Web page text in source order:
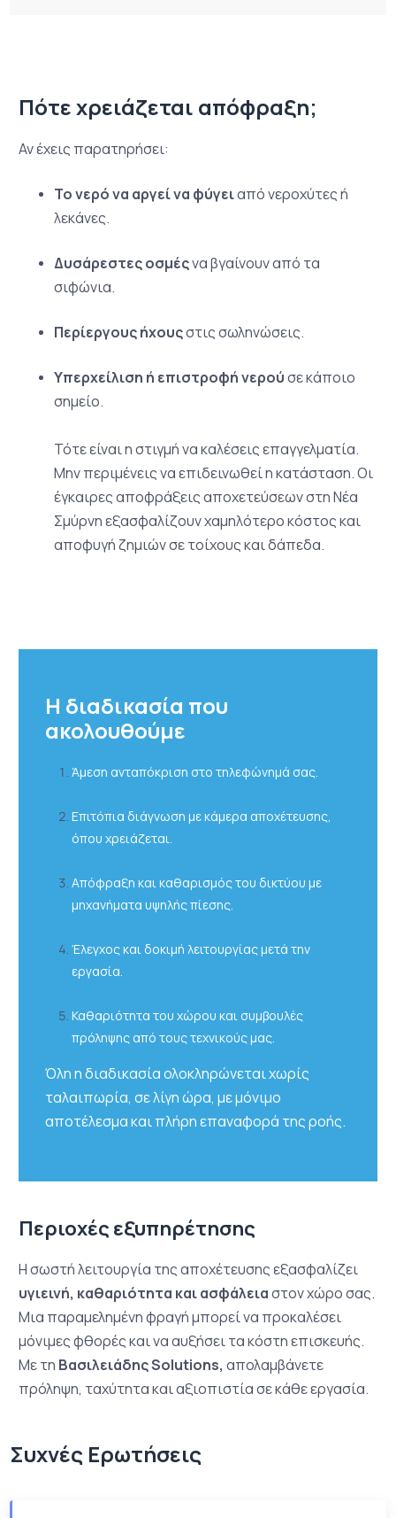
Πότε χρειάζεται απόφραξη;
Αν έχεις παρατηρήσει:
Το νερό να αργεί να φύγειαπό νεροχύτες ή
λεκάνες.
Δυσάρεστες οσμέςνα βγαίνουν από τα
σιφώνια.
Περίεργους ήχουςστις σωληνώσεις.
Υπερχείλιση ή επιστροφή νερούσε κάποιο
σημείο.
Τότε είναι η στιγμή να καλέσεις επαγγελματία.
Μην περιμένεις να επιδεινωθεί η κατάσταση. Οι
έγκαιρες αποφράξεις αποχετεύσεων στη Νέα
Σμύρνη εξασφαλίζουν χαμηλότερο κόστος και
αποφυγή ζημιών σε τοίχους και δάπεδα.
Η διαδικασία που
ακολουθούμε
Άμεση ανταπόκριση στο τηλεφώνημά σας.
Επιτόπια διάγνωση με κάμερα αποχέτευσης,
όπου χρειάζεται.
Απόφραξη και καθαρισμός του δικτύου με
μηχανήματα υψηλής πίεσης.
Έλεγχος και δοκιμή λειτουργίας μετά την
εργασία.
Καθαριότητα του χώρου και συμβουλές
πρόληψης από τους τεχνικούς μας.
Όλη η διαδικασία ολοκληρώνεται χωρίς
ταλαιπωρία, σε λίγη ώρα, με μόνιμο
αποτέλεσμα και πλήρη επαναφορά της ροής.
Περιοχές εξυπηρέτησης
Η σωστή λειτουργία της αποχέτευσης εξασφαλίζει
υγιεινή, καθαριότητα και ασφάλειαστον χώρο σας.
Μια παραμελημένη φραγή μπορεί να προκαλέσει
μόνιμες φθορές και να αυξήσει τα κόστη επισκευής.
Με τη Βασιλειάδης Solutions, απολαμβάνετε
πρόληψη, ταχύτητα και αξιοπιστία σε κάθε εργασία.
Συχνές Ερωτήσεις